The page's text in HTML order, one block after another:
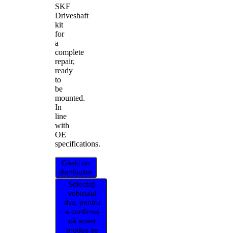
SKF
Driveshaft
kit
for
a
complete
repair,
ready
to
be
mounted.
In
line
with
OE
specifications.
Găsiți un
distribuitor
Selectați
vehiculul
dvs. pentru
a confirma
că acest
produs se